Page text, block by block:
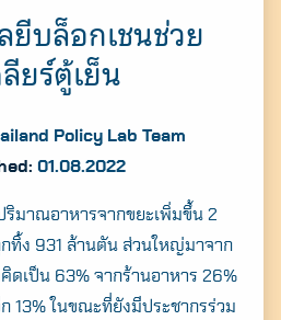
ยีบล็อกเชนช่วย
ยร์ตู้เย็น
Policy Lab Team
01.08.2022
ริมาณอาหารจากขยะเพิ่มขึ้น 2
ทิ้ง 931 ล้านตัน ส่วนใหญ่มาจาก
ดเป็น 63% จากร้านอาหาร 26%
13% ในขณะที่ยังมีประชากรร่วม